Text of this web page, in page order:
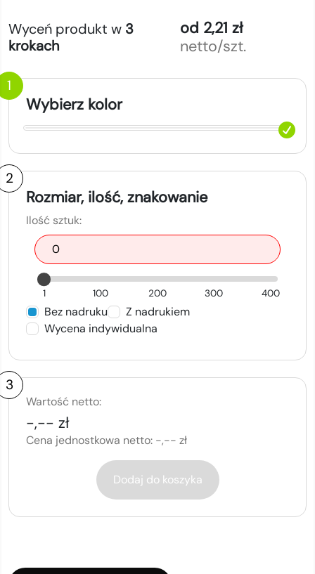
Wyceń produkt w 3
krokach
od 2,21 zł
netto/szt.
1
Wybierz kolor
2
Rozmiar, ilość, znakowanie
Ilość sztuk:
1 100 200 300 400
Bez nadruku
Z nadrukiem
Wycena indywidualna
3
Wartość netto:
-,-- zł
Cena jednostkowa netto: -,-- zł
Dodaj do koszyka